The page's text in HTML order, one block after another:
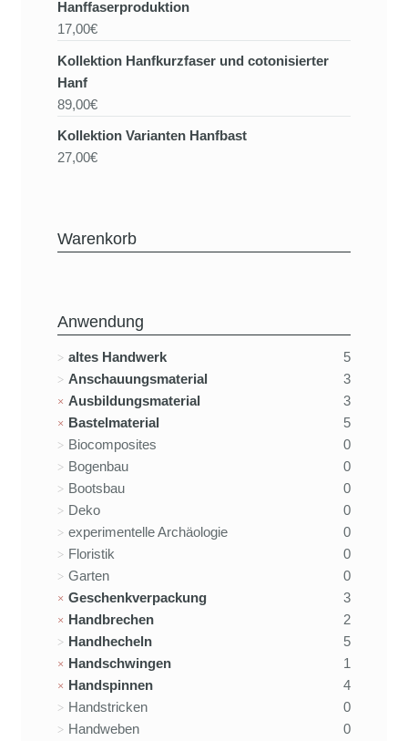
Hanffaserproduktion
17,00€
Kollektion Hanfkurzfaser und cotonisierter
Hanf
89,00€
Kollektion Varianten Hanfbast
27,00€
Warenkorb
Anwendung
altes Handwerk
5
Anschauungsmaterial
3
Ausbildungsmaterial
3
Bastelmaterial
5
Biocomposites
0
Bogenbau
0
Bootsbau
0
Deko
0
experimentelle Archäologie
0
Floristik
0
Garten
0
Geschenkverpackung
3
Handbrechen
2
Handhecheln
5
Handschwingen
1
Handspinnen
4
Handstricken
0
Handweben
0